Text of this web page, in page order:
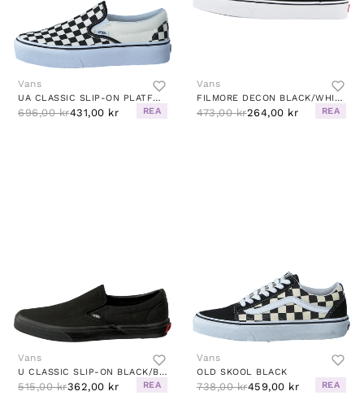
Vans
UA CLASSIC SLIP-ON PLATFORM BLACK AND WHITE CHECKER/WHITE
696,00 kr431,00 kr REA
Vans
FILMORE DECON BLACK/WHITE
473,00 kr264,00 kr REA
Vans
U CLASSIC SLIP-ON BLACK/BLACK
515,00 kr362,00 kr REA
Vans
OLD SKOOL BLACK
738,00 kr459,00 kr REA